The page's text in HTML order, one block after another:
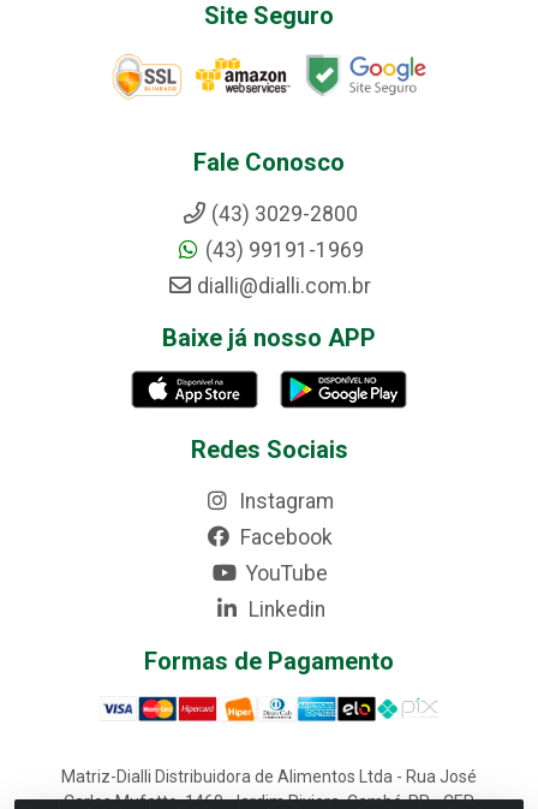
Site Seguro
Fale Conosco
(43) 3029-2800
(43) 99191-1969
dialli@dialli.com.br
Baixe já nosso APP
Redes Sociais
Instagram
Facebook
YouTube
Linkedin
Formas de Pagamento
Matriz-Dialli Distribuidora de Alimentos Ltda - Rua José
Carlos Mufatto, 1460, Jardim Riviera, Cambé-PR - CEP